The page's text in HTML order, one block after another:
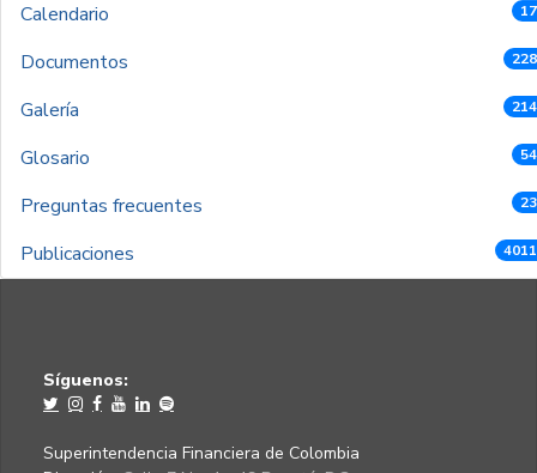
Calendario
Documentos
Galería
Glosario
Preguntas frecuentes
Publicaciones
Síguenos:
Superintendencia Financiera de Colombia